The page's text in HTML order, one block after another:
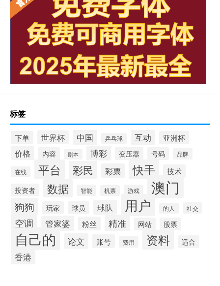
标签
下单 世界杯 中国 乒乓球 互动 亚洲杯
价格 内容 剧本 博彩 变压器 号码 品牌
在线 平台 彩民 彩票 快手 技术
投资者 数据 智能 机票 游戏 澳门
狗狗 玩家 球员 球队 用户 的人 社交
空调 管家婆 粉丝 精准 网站 股票
自己的 论文 账号 费用 资料 适合
香港